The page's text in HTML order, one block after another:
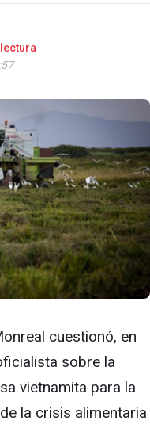
cuestionó, en
sobre la
vietnamita para la
la crisis alimentaria